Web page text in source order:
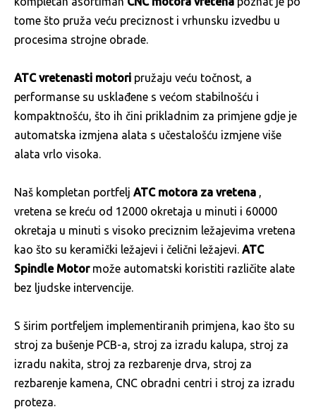
tome što pruža veću preciznost i vrhunsku izvedbu u
procesima strojne obrade.
ATC vretenasti motori pružaju veću točnost, a
performanse su usklađene s većom stabilnošću i
kompaktnošću, što ih čini prikladnim za primjene gdje je
automatska izmjena alata s učestalošću izmjene više
alata vrlo visoka.
Naš kompletan portfelj ATC motora za vretena ,
vretena se kreću od 12000 okretaja u minuti i 60000
okretaja u minuti s visoko preciznim ležajevima vretena
kao što su keramički ležajevi i čelični ležajevi. ATC
Spindle Motor može automatski koristiti različite alate
bez ljudske intervencije.
S širim portfeljem implementiranih primjena, kao što su
stroj za bušenje PCB-a, stroj za izradu kalupa, stroj za
izradu nakita, stroj za rezbarenje drva, stroj za
rezbarenje kamena, CNC obradni centri i stroj za izradu
proteza.